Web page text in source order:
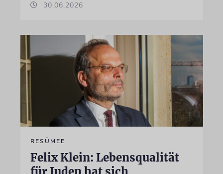
30.06.2026
RESÜMEE
Felix Klein: Lebensqualität